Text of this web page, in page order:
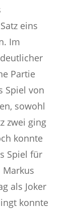
eins
Im
Partie
Spiel von
sowohl
zwei ging
konnte
Spiel für
Markus
als Joker
konnte